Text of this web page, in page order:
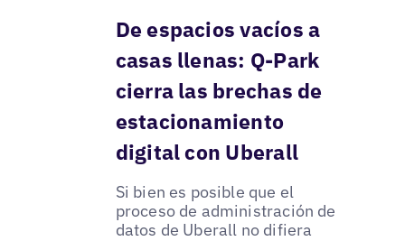
De espacios vacíos a
casas llenas: Q-Park
cierra las brechas de
estacionamiento
digital con Uberall
Si bien es posible que el
proceso de administración de
datos de Uberall no difiera